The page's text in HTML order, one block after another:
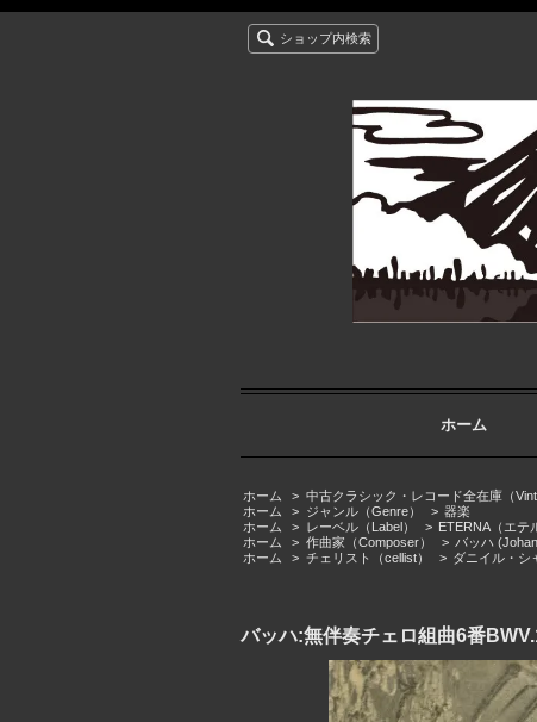
ショップ内検索
ホーム
ホーム > 中古クラシック・レコード全在庫（
ホーム
> ジャンル（Genre） > 器楽
ホーム
> レーベル（Label） > ETERNA（エテ
ホーム
> 作曲家（Composer） > バッハ
ホーム
> チェリスト（cellist） > ダニイル・シ
バッハ:無伴奏チェロ組曲6番